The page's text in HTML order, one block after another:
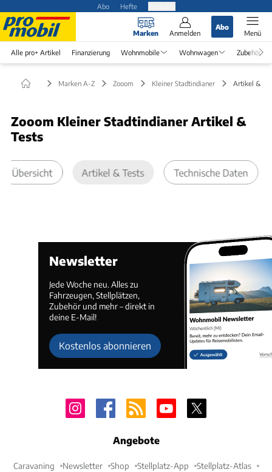
Abo Hefte
Marken Anmelden
Abo
Menü
Alle pro+ Artikel Finanzierung Wohnmobile Wohnwagen Zubehör
Marken A-Z Zooom Kleiner Stadtindianer Artikel &
Zooom Kleiner Stadtindianer Artikel &
Tests
Übersicht Artikel & Tests Technische Daten
Newsletter
Jede Woche neu. Alles zu
Fahrzeugen, Stellplätzen,
Zubehör und mehr – direkt in
deine E-Mail!
Kostenlos abonnieren
Angebote
Caravaning Newsletter Shop Stellplatz-App Stellplatz-Atlas